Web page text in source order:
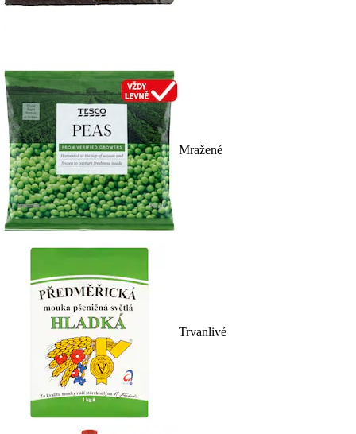
Mražené
Trvanlivé